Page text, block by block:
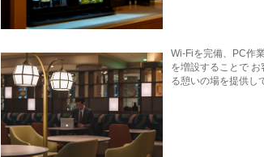
Wi-Fiを完備、PC作
を増設することで
る憩いの場を提供し